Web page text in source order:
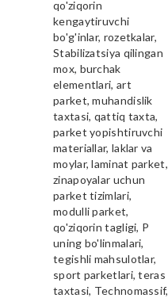
qo'ziqorin
kengaytiruvchi
bo'g'inlar, rozetkalar,
Stabilizatsiya qilingan
mox, burchak
elementlari, art
parket, muhandislik
taxtasi, qattiq taxta,
parket yopishtiruvchi
materiallar, laklar va
moylar, laminat parket,
zinapoyalar uchun
parket tizimlari,
modulli parket,
qo'ziqorin tagligi, P
uning bo'linmalari,
tegishli mahsulotlar,
sport parketlari, teras
taxtasi, Technomassif,